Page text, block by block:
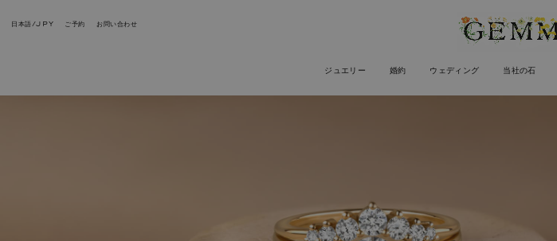
日本語/JPY ご予約 お問い合わせ
ジュエリー 婚約 ウェディング 当社の石